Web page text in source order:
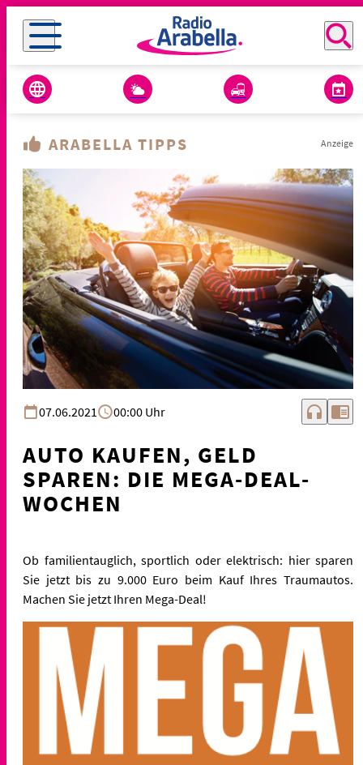
ARABELLA TIPPS Anzeige
07.06.2021 00:00 Uhr headphones chrome_reader_mode
AUTO KAUFEN, GELD
SPAREN: DIE MEGA-DEAL-
WOCHEN
Ob familientauglich, sportlich oder elektrisch: hier sparen
Sie jetzt bis zu 9.000 Euro beim Kauf Ihres Traumautos.
Machen Sie jetzt Ihren Mega-Deal!